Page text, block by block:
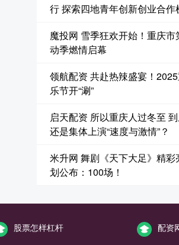
行 探索四地青年创新创业合作
魔投网 雪季狂欢开始！重庆市
动季燃情启幕
领航配资 共赴热辣盛宴！
乐节开“涮”
启天配资 所以重庆人过冬至
还是集体上演“速度与激情”？
米升网 舞剧《天下大足》精
划公布：100场！
股票怎样杠杆 配资